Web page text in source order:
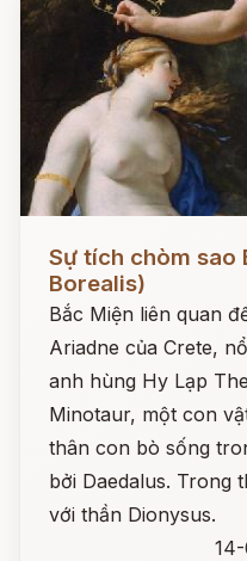
Sự tích chòm sao
Borealis)
Bắc Miện liên quan
Ariadne của Crete,
anh hùng Hy Lạp
Minotaur, một con
thân con bò sống
bởi Daedalus. Trong
với thần Dionysus.